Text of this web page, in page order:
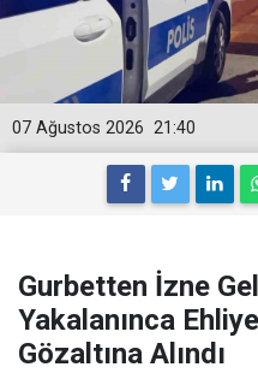
21:40
07 Ağustos 2026
Gurbetten İzne
Yakalanınca
Gözaltına Alındı